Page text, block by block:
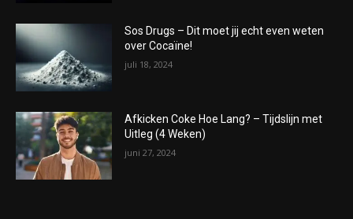
Sos Drugs – Dit moet jij echt even weten
over Cocaïne!
juli 18, 2024
Afkicken Coke Hoe Lang? – Tijdslijn met
Uitleg (4 Weken)
juni 27, 2024